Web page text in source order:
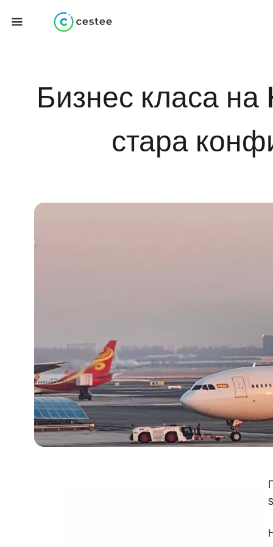
Бизнес класа
стара